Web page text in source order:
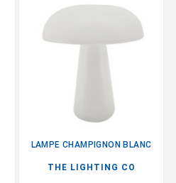
LAMPE CHAMPIGNON BLANC
THE LIGHTING CO